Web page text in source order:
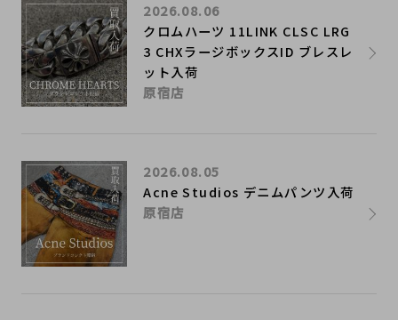
クロムハーツ 11LINK CLSC LRG
3 CHXラージボックスID ブレスレ
ット入荷
2026.08.06
原宿店
Acne Studios デニムパンツ入荷
2026.08.05
原宿店